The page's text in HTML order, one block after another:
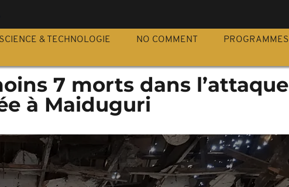
SCIENCE & TECHNOLOGIE NO COMMENT PROGRAMMES
7 morts dans l’attaque
à Maiduguri